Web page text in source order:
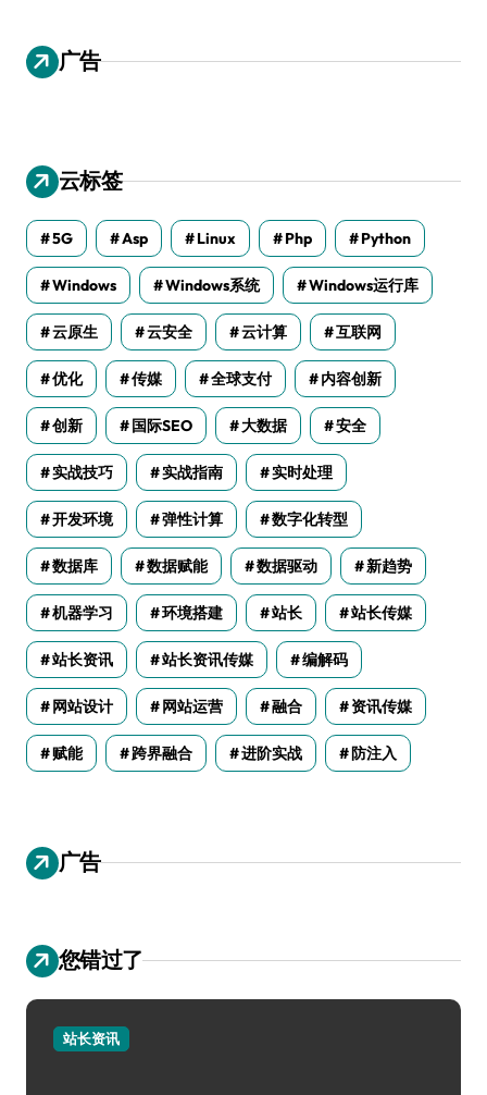
广告
云标签
5G Asp Linux Php Python
Windows Windows系统 Windows运行库
云原生 云安全 云计算 互联网
优化 传媒 全球支付 内容创新
创新 国际SEO 大数据 安全
实战技巧 实战指南 实时处理
开发环境 弹性计算 数字化转型
数据库 数据赋能 数据驱动 新趋势
机器学习 环境搭建 站长 站长传媒
站长资讯 站长资讯传媒 编解码
网站设计 网站运营 融合 资讯传媒
赋能 跨界融合 进阶实战 防注入
广告
您错过了
站长资讯